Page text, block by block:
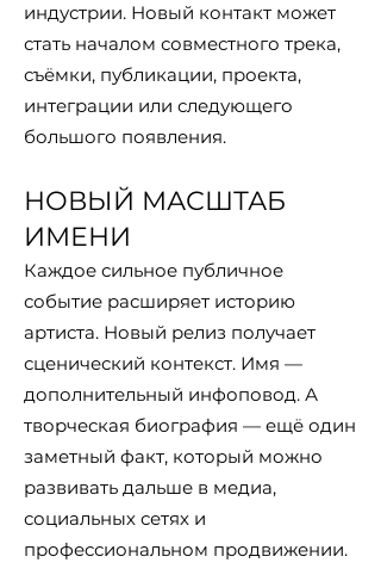
индустрии. Новый контакт может
стать началом совместного трека,
съёмки, публикации, проекта,
интеграции или следующего
большого появления.
НОВЫЙ МАСШТАБ
ИМЕНИ
Каждое сильное публичное
событие расширяет историю
артиста. Новый релиз получает
сценический контекст. Имя —
дополнительный инфоповод. А
творческая биография — ещё один
заметный факт, который можно
развивать дальше в медиа,
социальных сетях и
профессиональном продвижении.